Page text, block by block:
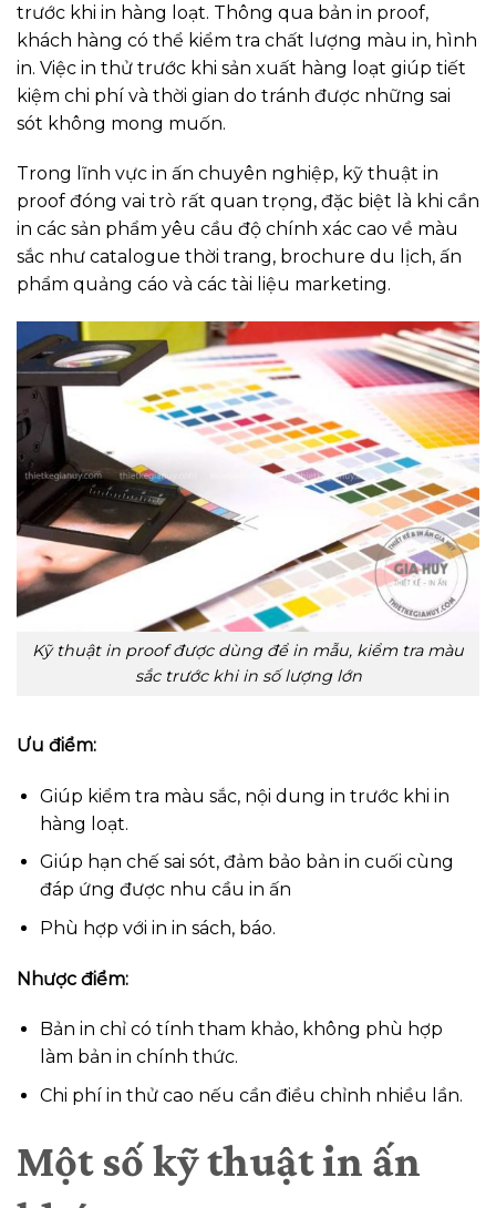
trước khi in hàng loạt. Thông qua bản in proof,
khách hàng có thể kiểm tra chất lượng màu in, hình
in. Việc in thử trước khi sản xuất hàng loạt giúp tiết
kiệm chi phí và thời gian do tránh được những sai
sót không mong muốn.
Trong lĩnh vực in ấn chuyên nghiệp, kỹ thuật in
proof đóng vai trò rất quan trọng, đặc biệt là khi cần
in các sản phẩm yêu cầu độ chính xác cao về màu
sắc như catalogue thời trang, brochure du lịch, ấn
phẩm quảng cáo và các tài liệu marketing.
Kỹ thuật in proof được dùng để in mẫu, kiểm tra màu
sắc trước khi in số lượng lớn
Ưu điểm:
Giúp kiểm tra màu sắc, nội dung in trước khi in
hàng loạt.
Giúp hạn chế sai sót, đảm bảo bản in cuối cùng
đáp ứng được nhu cầu in ấn
Phù hợp với in in sách, báo.
Nhược điểm:
Bản in chỉ có tính tham khảo, không phù hợp
làm bản in chính thức.
Chi phí in thử cao nếu cần điều chỉnh nhiều lần.
Một số kỹ thuật in ấn